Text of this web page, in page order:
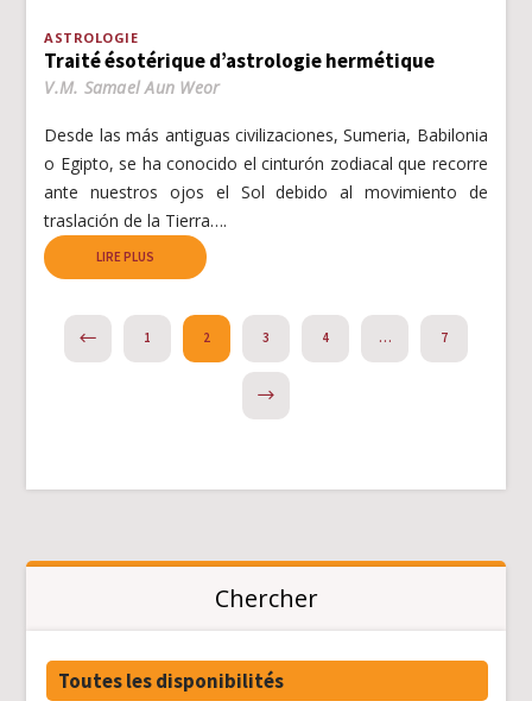
ASTROLOGIE
Traité ésotérique d’astrologie hermétique
V.M. Samael Aun Weor
Desde las más antiguas civilizaciones, Sumeria, Babilonia
o Egipto, se ha conocido el cinturón zodiacal que recorre
ante nuestros ojos el Sol debido al movimiento de
traslación de la Tierra….
LIRE PLUS
PREVIOUS1 2 3 4 … 7
Chercher
Toutes les disponibilités